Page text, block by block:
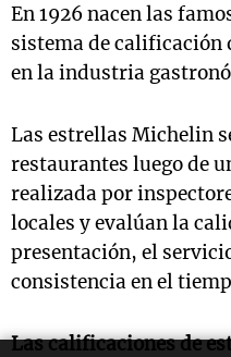
En 1926 nacen las
sistema de calificación
en la industria
Las estrellas Michelin
restaurantes luego de
realizada por
locales y evalúan la
presentación, el
consistencia en el
Las calificaciones de